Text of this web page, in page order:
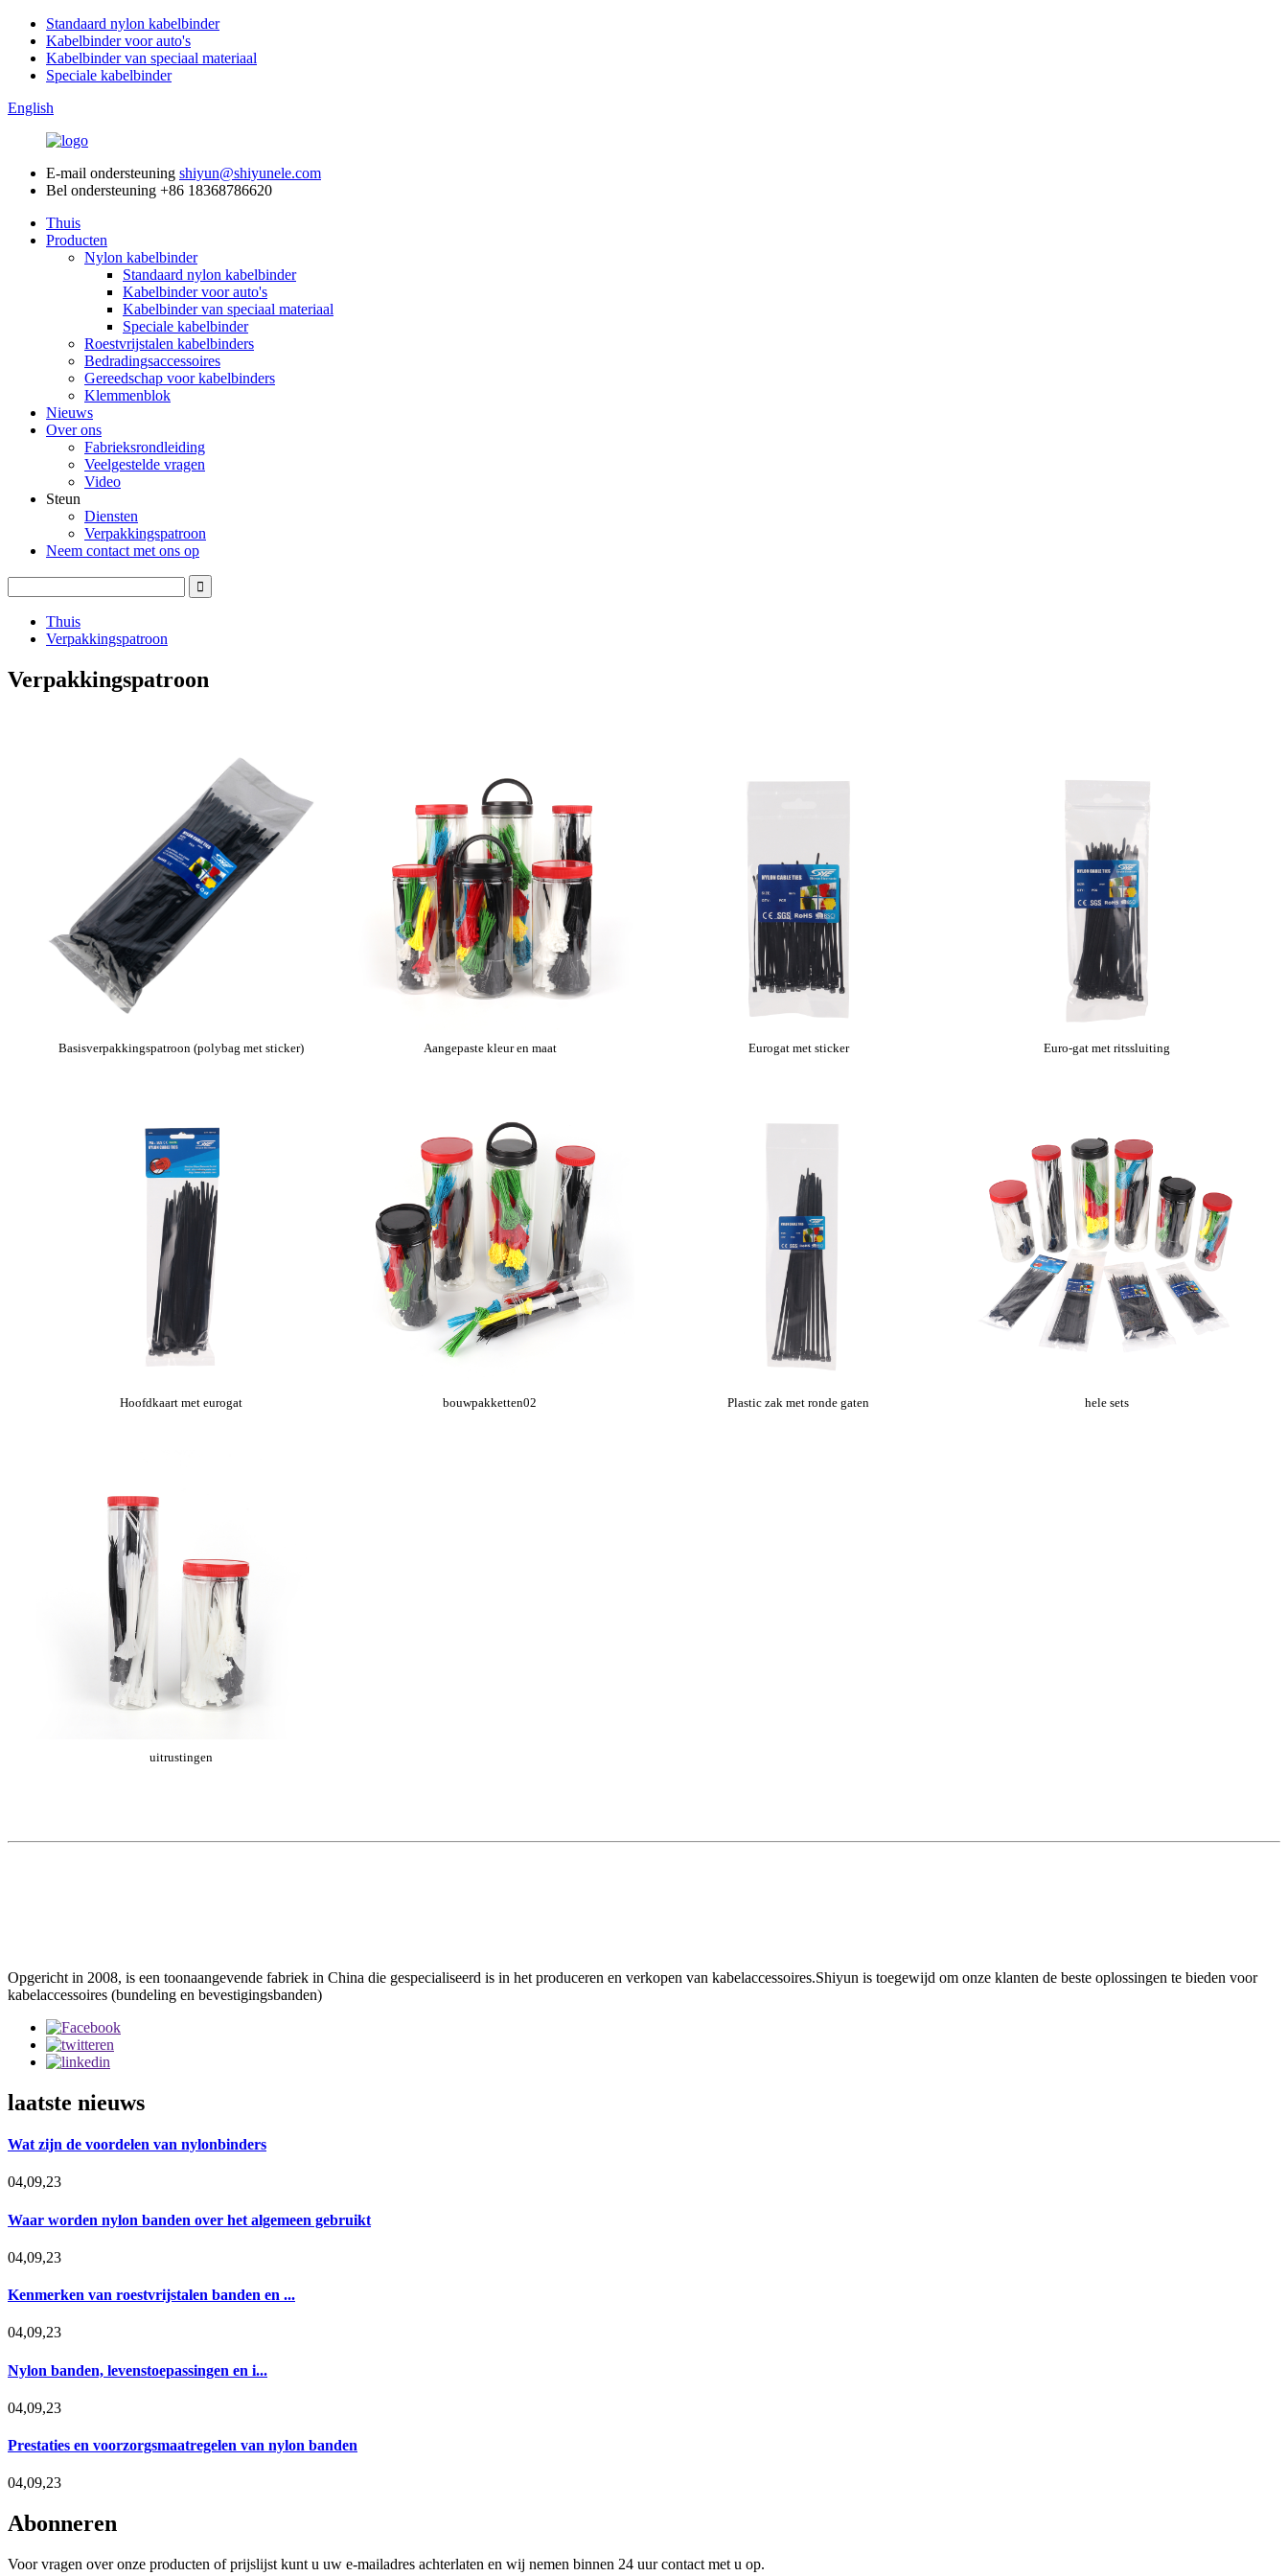
Standaard nylon kabelbinder
Kabelbinder voor auto's
Kabelbinder van speciaal materiaal
Speciale kabelbinder
English
E-mail ondersteuning shiyun@shiyunele.com
Bel ondersteuning +86 18368786620
Thuis
Producten
Nylon kabelbinder
Standaard nylon kabelbinder
Kabelbinder voor auto's
Kabelbinder van speciaal materiaal
Speciale kabelbinder
Roestvrijstalen kabelbinders
Bedradingsaccessoires
Gereedschap voor kabelbinders
Klemmenblok
Nieuws
Over ons
Fabrieksrondleiding
Veelgestelde vragen
Video
Steun
Diensten
Verpakkingspatroon
Neem contact met ons op
Thuis
Verpakkingspatroon
Verpakkingspatroon
Basisverpakkingspatroon (polybag met sticker)
Hoofdkaart met eurogat
uitrustingen
Aangepaste kleur en maat
bouwpakketten02
Eurogat met sticker
Plastic zak met ronde gaten
Euro-gat met ritssluiting
hele sets
Opgericht in 2008, is een toonaangevende fabriek in China die gespecialiseerd is in het produceren en verkopen van kabelaccessoires.Shiyun is toegewijd om onze klanten de beste oplossingen te bieden voor
kabelaccessoires (bundeling en bevestigingsbanden)
laatste nieuws
Wat zijn de voordelen van nylonbinders
04,09,23
Waar worden nylon banden over het algemeen gebruikt
04,09,23
Kenmerken van roestvrijstalen banden en ...
04,09,23
Nylon banden, levenstoepassingen en i...
04,09,23
Prestaties en voorzorgsmaatregelen van nylon banden
04,09,23
Abonneren
Voor vragen over onze producten of prijslijst kunt u uw e-mailadres achterlaten en wij nemen binnen 24 uur contact met u op.